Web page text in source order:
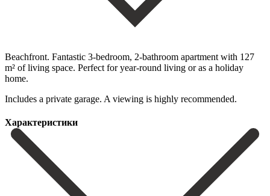
Beachfront. Fantastic 3-bedroom, 2-bathroom apartment with 127
m² of living space. Perfect for year-round living or as a holiday
home.
Includes a private garage. A viewing is highly recommended.
Характеристики